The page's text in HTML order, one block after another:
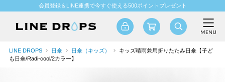
会員登録＆LINE連携で今すぐ使える500ポイントプレゼント
LINE DROPS 日傘 日傘（キッズ）
キッズ晴雨兼用折りたたみ日傘【子ど
も日傘/Radi-cool/2カラー】